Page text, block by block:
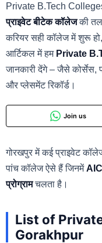
Private B.Tech
प्राइवेट बीटेक कॉलेजकी
करियर सही कॉलेज में शुरू
आर्टिकल में हम Private
जानकारी देंगे – जैसे कोर्सेस,
और प्लेसमेंट रिकॉर्ड।
Join us
गोरखपुर में कई प्राइवेट
पांच कॉलेज ऐसे हैं जिनमें
प्रोग्रामचलता है।
List of
Gorakhpur